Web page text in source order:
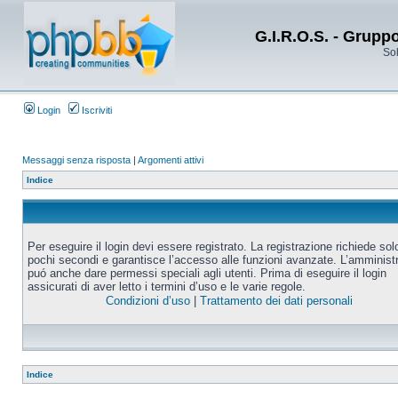
G.I.R.O.S. -
Login Iscriviti
Messaggi senza risposta | Argomenti attivi
Indice
Per eseguire il login devi essere registrato. La registrazione richiede
pochi secondi e garantisce l’accesso alle funzioni avanzate.
puó anche dare permessi speciali agli utenti. Prima di eseguire il login
assicurati di aver letto i termini d’uso e le varie regole.
Condizioni d’uso| Trattamento dei dati personali
Indice